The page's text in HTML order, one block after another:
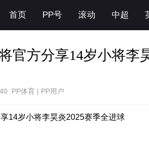
首页 PP号 滚动 中超
官方分享14岁小将李
PP体育 | PP用户
14岁小将李昊炎2025赛季全进球